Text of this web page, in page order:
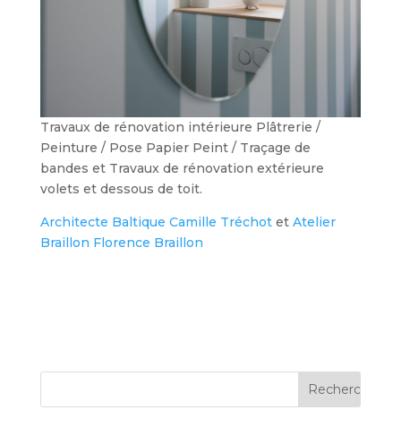
Travaux de rénovation intérieure Plâtrerie /
Peinture / Pose Papier Peint / Traçage de
bandes et Travaux de rénovation extérieure
volets et dessous de toit.
Architecte Baltique Camille Tréchotet Atelier
Braillon Florence Braillon